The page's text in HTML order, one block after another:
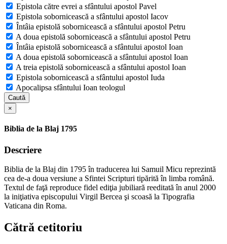
Epistola către evrei a sfântului apostol Pavel
Epistola sobornicească a sfântului apostol Iacov
Întâia epistolă sobornicească a sfântului apostol Petru
A doua epistolă sobornicească a sfântului apostol Petru
Întâia epistolă sobornicească a sfântului apostol Ioan
A doua epistolă sobornicească a sfântului apostol Ioan
A treia epistolă sobornicească a sfântului apostol Ioan
Epistola sobornicească a sfântului apostol Iuda
Apocalipsa sfântului Ioan teologul
Caută
×
Biblia de la Blaj 1795
Descriere
Biblia de la Blaj din 1795 în traducerea lui Samuil Micu reprezintă
cea de-a doua versiune a Sfintei Scripturi tipărită în limba română.
Textul de faţă reproduce fidel ediţia jubiliară reeditată în anul 2000
la iniţiativa episcopului Virgil Bercea şi scoasă la Tipografia
Vaticana din Roma.
Cătră cetitoriu